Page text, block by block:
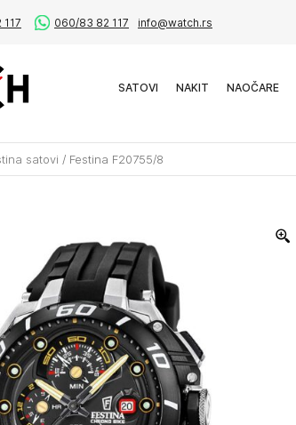
060/83 82 117 info@watch.rs
SATOVI NAKIT NAOČARE
satovi / Festina F20755/8